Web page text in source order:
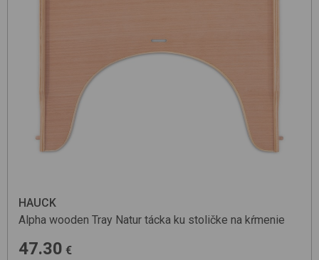
HAUCK
Alpha wooden Tray Natur tácka ku stoličke na kŕmenie
47.30 €